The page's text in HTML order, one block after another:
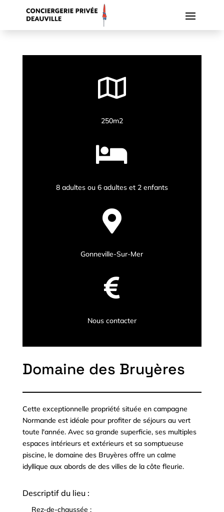

250m2

8 adultes ou 6 adultes et 2 enfants

Gonneville-Sur-Mer

Nous contacter
Domaine des Bruyères
Cette exceptionnelle propriété située en campagne
Normande est idéale pour profiter de séjours au vert
toute l'année. Avec sa grande superficie, ses multiples
espaces intérieurs et extérieurs et sa somptueuse
piscine, le domaine des Bruyères offre un calme
idyllique aux abords de des villes de la côte fleurie.
Descriptif du lieu :
Rez-de-chaussée :